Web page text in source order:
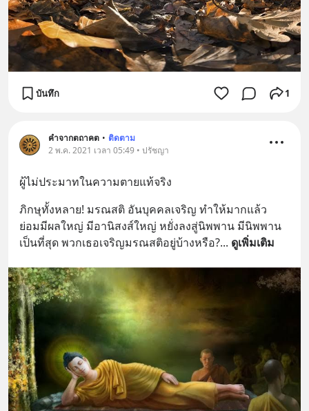
บันทึก 1
คำจากตถาคต • ติดตาม
2 พ.ค. 2021 เวลา 05:49 • ปรัชญา
ผู้ไม่ประมาทในความตายแท้จริง
ภิกษุทั้งหลาย! มรณสติ อันบุคคลเจริญ ทำให้มากแล้ว
ย่อมมีผลใหญ่ มีอานิสงส์ใหญ่ หยั่งลงสู่นิพพาน มีนิพพาน
เป็นที่สุด พวกเธอเจริญมรณสติอยู่บ้างหรือ?... ดูเพิ่มเติม